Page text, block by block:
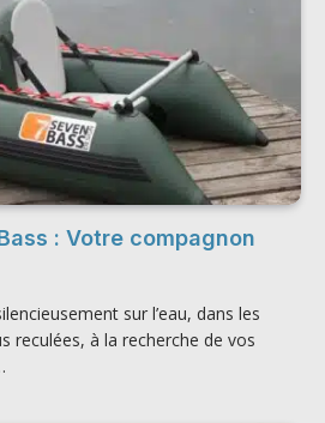
: Votre compagnon
sur l’eau, dans les
reculées, à la recherche de vos